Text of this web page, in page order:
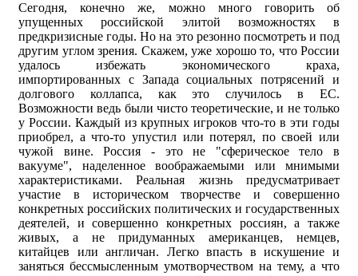
Сегодня, конечно же, можно много говорить об
упущенных российской элитой возможностях в
предкризисные годы. Но на это резонно посмотреть и под
другим углом зрения. Скажем, уже хорошо то, что России
удалось избежать экономического краха,
импортированных с Запада социальных потрясений и
долгового коллапса, как это случилось в ЕС.
Возможности ведь были чисто теоретические, и не только
у России. Каждый из крупных игроков что-то в эти годы
приобрел, а что-то упустил или потерял, по своей или
чужой вине. Россия - это не "сферическое тело в
вакууме", наделенное воображаемыми или мнимыми
характеристиками. Реальная жизнь предусматривает
участие в историческом творчестве и совершенно
конкретных российских политических и государственных
деятелей, и совершенно конкретных россиян, а также
живых, а не придуманных американцев, немцев,
китайцев или англичан. Легко впасть в искушение и
заняться бессмысленным умотворчеством на тему, а что